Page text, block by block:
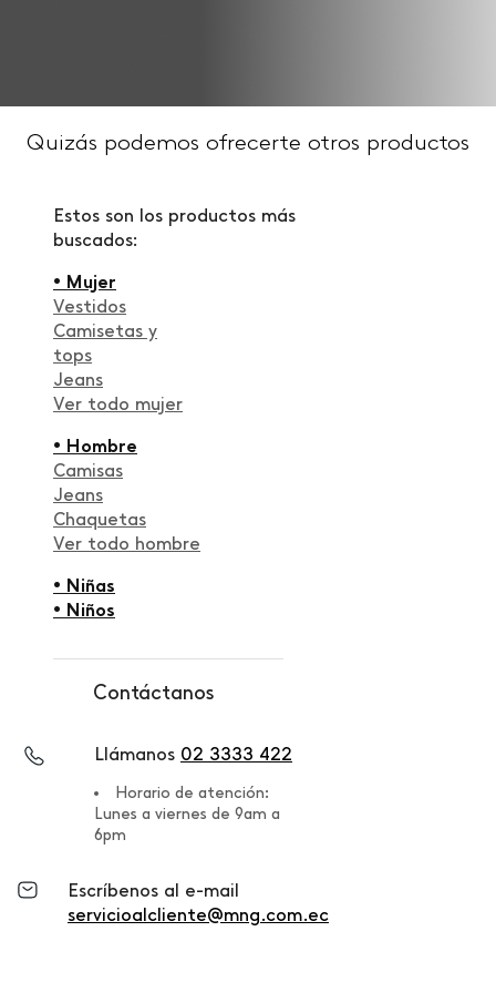
Quizás podemos ofrecerte otros productos
Estos son los productos más
buscados:
• Mujer
Vestidos
Camisetas y
tops
Jeans
Ver todo mujer
• Hombre
Camisas
Jeans
Chaquetas
Ver todo hombre
• Niñas
• Niños
Contáctanos
Llámanos 02 3333 422
Horario de atención:
Lunes a viernes de 9am a
6pm
Escríbenos al e-mail
servicioalcliente@mng.com.ec